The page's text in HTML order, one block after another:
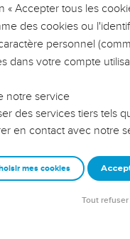
?
leur foi ou leur vision.
traversés, alors même que
reviennent sur les
de sagesse afin que
équipe, un groupe ou
« Accepter tous les
des cookies ou
personnel
dans votre compte
notre service
des services tiers tels
en contact avec notre
mes cookies
Tout refuser